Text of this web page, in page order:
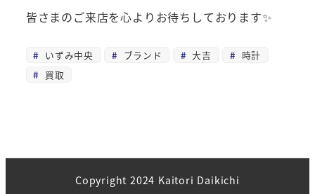
皆さまのご来店を心よりお待ちしております✨
いずみ中央 ブランド 大吉
時計
買取
Copyright 2024 Kaitori Daikichi